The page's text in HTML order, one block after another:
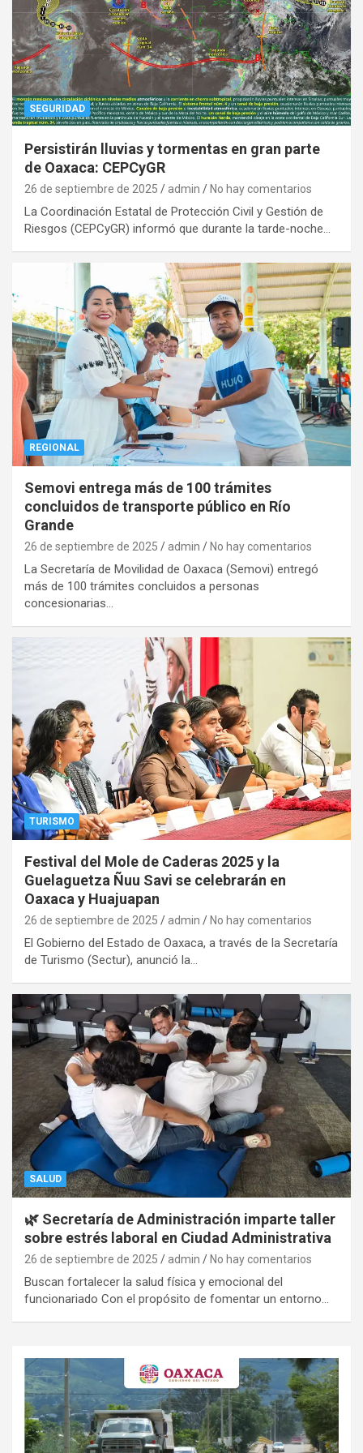
SEGURIDAD
Persistirán lluvias y tormentas en gran parte
de Oaxaca: CEPCyGR
26 de septiembre de 2025 admin No hay comentarios
La Coordinación Estatal de Protección Civil y Gestión de
Riesgos (CEPCyGR) informó que durante la tarde-noche…
REGIONAL
Semovi entrega más de 100 trámites
concluidos de transporte público en Río
Grande
26 de septiembre de 2025 admin No hay comentarios
La Secretaría de Movilidad de Oaxaca (Semovi) entregó
más de 100 trámites concluidos a personas
concesionarias…
TURISMO
Festival del Mole de Caderas 2025 y la
Guelaguetza Ñuu Savi se celebrarán en
Oaxaca y Huajuapan
26 de septiembre de 2025 admin No hay comentarios
El Gobierno del Estado de Oaxaca, a través de la Secretaría
de Turismo (Sectur), anunció la…
SALUD
🌿 Secretaría de Administración imparte taller
sobre estrés laboral en Ciudad Administrativa
26 de septiembre de 2025 admin No hay comentarios
Buscan fortalecer la salud física y emocional del
funcionariado Con el propósito de fomentar un entorno…